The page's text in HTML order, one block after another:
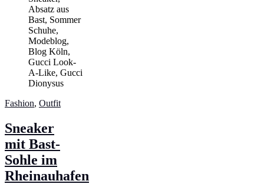
Fashion, Outfit
Sneaker
mit Bast-
Sohle im
Rheinauhafen